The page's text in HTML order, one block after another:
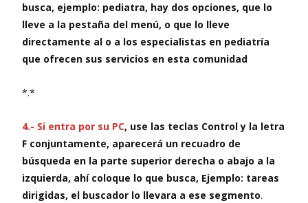
busca, ejemplo: pediatra, hay dos opciones, que lo
lleve a la pestaña del menú, o que lo lleve
directamente al o a los especialistas en pediatría
que ofrecen sus servicios en esta comunidad
*.*
4.- Si entra por su PC, use las teclas Control y la letra
F conjuntamente, aparecerá un recuadro de
búsqueda en la parte superior derecha o abajo a la
izquierda, ahí coloque lo que busca, Ejemplo: tareas
dirigidas, el buscador lo llevara a ese segmento.